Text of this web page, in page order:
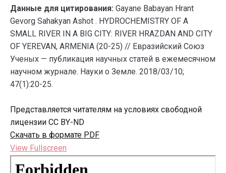
Данные для цитирования: Gayane Babayan Hrant
Gevorg Sahakyan Ashot . HYDROCHEMISTRY OF A
SMALL RIVER IN A BIG CITY: RIVER HRAZDAN AND CITY
OF YEREVAN, ARMENIA (20-25) // Евразийский Союз
Ученых — публикация научных статей в ежемесячном
научном журнале. Науки о Земле. 2018/03/10;
47(1):20-25.
Представляется читателям на условиях свободной
лицензии CC BY-ND
Скачать в формате PDF
View Fullscreen
Перейти